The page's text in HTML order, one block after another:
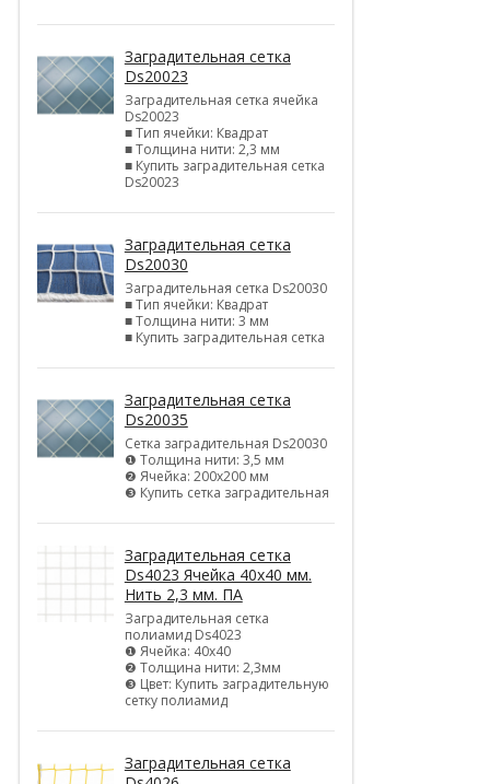
Заградительная сетка
Ds20023
Заградительная сетка ячейка
Ds20023
■ Тип ячейки: Квадрат
■ Толщина нити: 2,3 мм
■ Купить заградительная сетка
Ds20023
Заградительная сетка
Ds20030
Заградительная сетка Ds20030
■ Тип ячейки: Квадрат
■ Толщина нити: 3 мм
■ Купить заградительная сетка
Заградительная сетка
Ds20035
Сетка заградительная Ds20030
❶ Толщина нити: 3,5 мм
❷ Ячейка: 200х200 мм
❸ Купить сетка заградительная
Заградительная сетка
Ds4023 Ячейка 40х40 мм.
Нить 2,3 мм. ПА
Заградительная сетка
полиамид Ds4023
❶ Ячейка: 40х40
❷ Толщина нити: 2,3мм
❸ Цвет: Купить заградительную
сетку полиамид
Заградительная сетка